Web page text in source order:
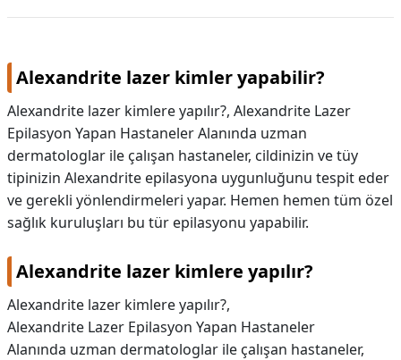
Alexandrite lazer kimler yapabilir?
Alexandrite lazer kimlere yapılır?, Alexandrite Lazer
Epilasyon Yapan Hastaneler Alanında uzman
dermatologlar ile çalışan hastaneler, cildinizin ve tüy
tipinizin Alexandrite epilasyona uygunluğunu tespit eder
ve gerekli yönlendirmeleri yapar. Hemen hemen tüm özel
sağlık kuruluşları bu tür epilasyonu yapabilir.
Alexandrite lazer kimlere yapılır?
Alexandrite lazer kimlere yapılır?,
Alexandrite Lazer Epilasyon Yapan Hastaneler
Alanında uzman dermatologlar ile çalışan hastaneler,